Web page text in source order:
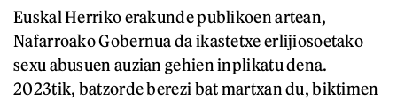
Euskal Herriko erakunde publikoen artean,
Nafarroako Gobernua da ikastetxe erlijiosoetako
sexu abusuen auzian gehien inplikatu dena.
2023tik, batzorde berezi bat martxan du, biktimen